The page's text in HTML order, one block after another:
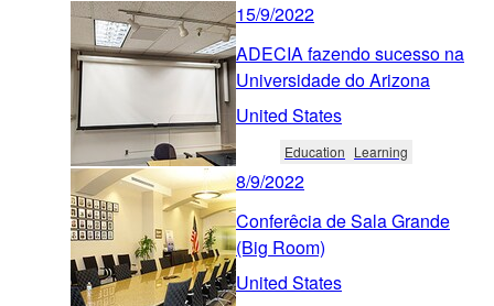
15/9/2022
ADECIA fazendo sucesso na
Universidade do Arizona
United States
Education Learning
8/9/2022
Conferêcia de Sala Grande
(Big Room)
United States